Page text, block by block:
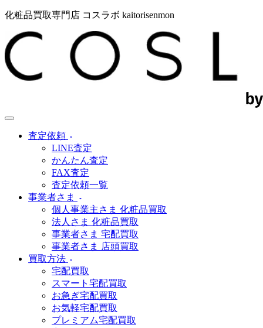
化粧品買取専門店 コスラボ kaitorisenmon
査定依頼
LINE査定
かんたん査定
FAX査定
査定依頼一覧
事業者さま
個人事業主さま 化粧品買取
法人さま 化粧品買取
事業者さま 宅配買取
事業者さま 店頭買取
買取方法
宅配買取
スマート宅配買取
お急ぎ宅配買取
お気軽宅配買取
プレミアム宅配買取